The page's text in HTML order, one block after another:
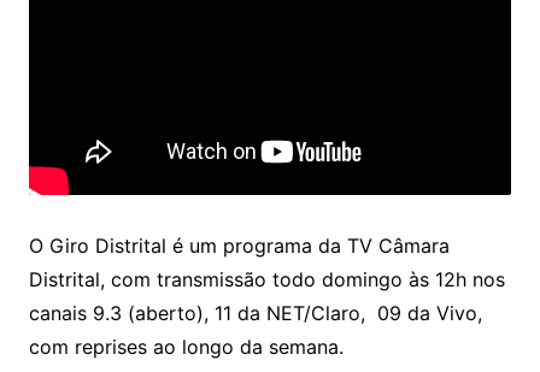
O Giro Distrital é um programa da TV Câmara
Distrital, com transmissão todo domingo às 12h nos
canais 9.3 (aberto), 11 da NET/Claro, 09 da Vivo,
com reprises ao longo da semana.